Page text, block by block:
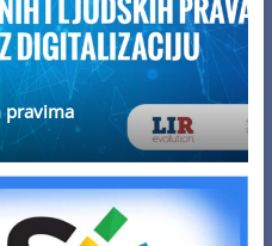
pravima